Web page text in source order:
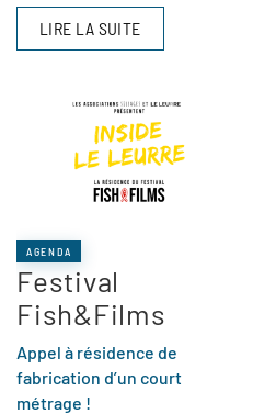
LIRE LA SUITE
AGENDA
Festival
Fish&Films
Appel à résidence de
fabrication d’un court
métrage !